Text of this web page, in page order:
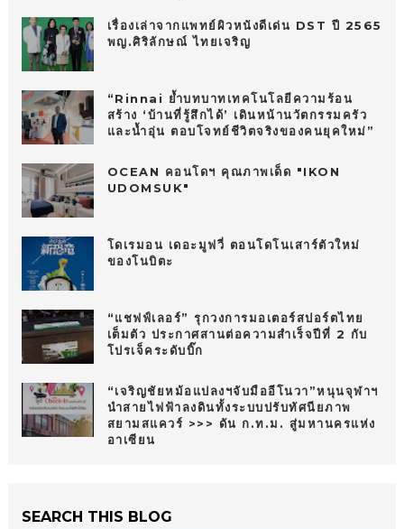
เรื่องเล่าจากแพทย์ผิวหนังดีเด่น DST ปี 2565
พญ.ศิริลักษณ์ ไทยเจริญ
“Rinnai ย้ำบทบาทเทคโนโลยีความร้อน
สร้าง ‘บ้านที่รู้สึกได้’ เดินหน้านวัตกรรมครัว
และน้ำอุ่น ตอบโจทย์ชีวิตจริงของคนยุคใหม่”
OCEAN คอนโดฯ คุณภาพเด็ด "IKON
UDOMSUK"
โดเรมอน เดอะมูฟวี่ ตอนโดโนเสาร์ตัวใหม่
ของโนบิตะ
“แชฟฟ์เลอร์” รุกวงการมอเตอร์สปอร์ตไทย
เต็มตัว ประกาศสานต่อความสำเร็จปีที่ 2 กับ
โปรเจ็คระดับบิ๊ก
“เจริญชัยหม้อแปลงฯจับมืออีโนวา”หนุนจุฬาฯ
นำสายไฟฟ้าลงดินทั้งระบบปรับทัศนียภาพ
สยามสแควร์ >>> ดัน ก.ท.ม. สู่มหานครแห่ง
อาเซียน
SEARCH THIS BLOG